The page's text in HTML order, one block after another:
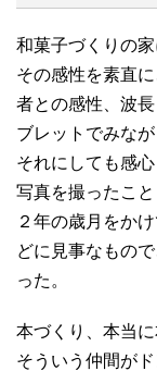
和菓子づくりの
その感性を素直
者との感性、波
ブレットでみな
それにしても感心
写真を撮ったこ
２年の歳月をか
どに見事なもの
った。
本づくり、本当
そういう仲間が